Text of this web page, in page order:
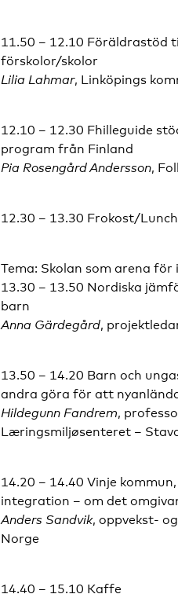
11.50 – 12.10 Föräldrastöd
förskolor/skolor
Lilia Lahmar, Linköpings
12.10 – 12.30 Fhilleguide
program från Finland
Pia Rosengård Andersson,
12.30 – 13.30 Frokost/Lunch
Tema: Skolan som arena för
13.30 – 13.50 Nordiska
barn
Anna Gärdegård,
13.50 – 14.20 Barn och
andra göra för att
Hildegunn Fandrem,
Læringsmiljøsenteret –
14.20 – 14.40 Vinje
integration – om det
Anders Sandvik, oppvekst-
Norge
14.40 – 15.10 Kaffe